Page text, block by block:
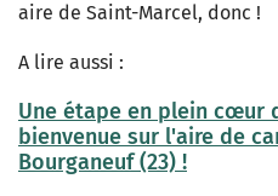
aire de Saint-Marcel, donc !
A lire aussi :
Une étape en plein cœur
bienvenue sur l'aire de
Bourganeuf (23) !